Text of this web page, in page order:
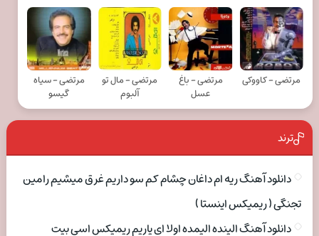
مرتضی - کاووکی
مرتضی - باغ
عسل
مرتضی - مال تو
آلبوم
مرتضی - سیاه
گیسو
ترند
دانلود آهنگ ریه ام داغان چشام کم سو داریم غرق میشیم رامین
تجنگی ( ریمیکس اینستا )
دانلود آهنگ الینده الیمده اولا ای یاریم ریمیکس اسی بیت